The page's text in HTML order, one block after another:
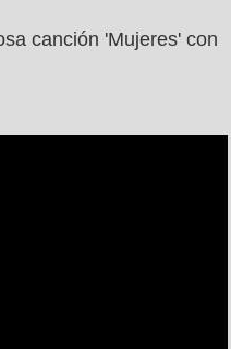
canción 'Mujeres' con